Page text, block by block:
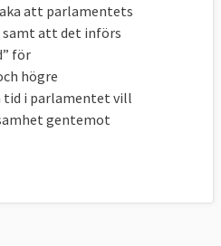
att parlamentets
samt att det införs
för
högre
tid i parlamentet vill
gentemot